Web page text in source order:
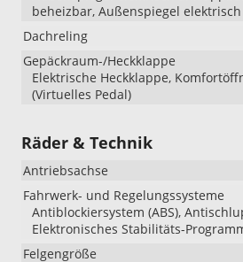
beheizbar, Außenspiegel
Dachreling
Gepäckraum-/Heckklappe
Elektrische Heckklappe,
(Virtuelles Pedal)
Räder & Technik
Antriebsachse
Fahrwerk- und Regelungssysteme
Antiblockiersystem (ABS),
Elektronisches Stabilitäts-
Felgengröße